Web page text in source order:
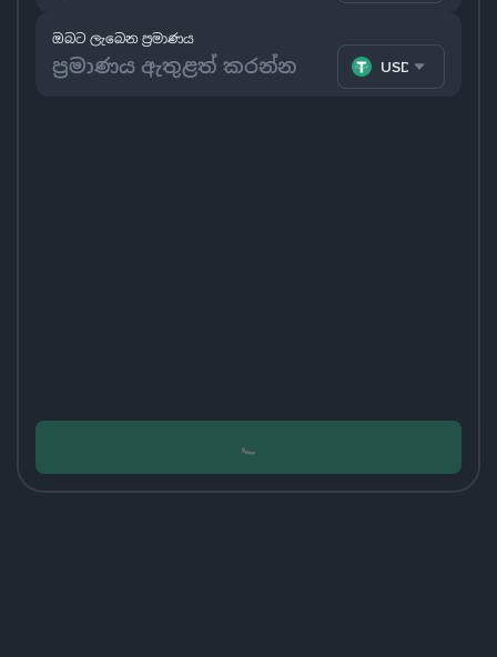
ඔබට ලැබෙන ප්‍රමාණය
USDT